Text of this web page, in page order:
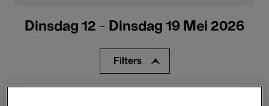
Dinsdag 12 - Dinsdag 19 Mei 2026
Filters